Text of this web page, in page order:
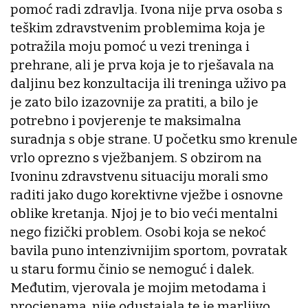
pomoć radi zdravlja. Ivona nije prva osoba s
teškim zdravstvenim problemima koja je
potražila moju pomoć u vezi treninga i
prehrane, ali je prva koja je to rješavala na
daljinu bez konzultacija ili treninga uživo pa
je zato bilo izazovnije za pratiti, a bilo je
potrebno i povjerenje te maksimalna
suradnja s obje strane. U početku smo krenule
vrlo oprezno s vježbanjem. S obzirom na
Ivoninu zdravstvenu situaciju morali smo
raditi jako dugo korektivne vježbe i osnovne
oblike kretanja. Njoj je to bio veći mentalni
nego fizički problem. Osobi koja se nekoć
bavila puno intenzivnijim sportom, povratak
u staru formu činio se nemoguć i dalek.
Međutim, vjerovala je mojim metodama i